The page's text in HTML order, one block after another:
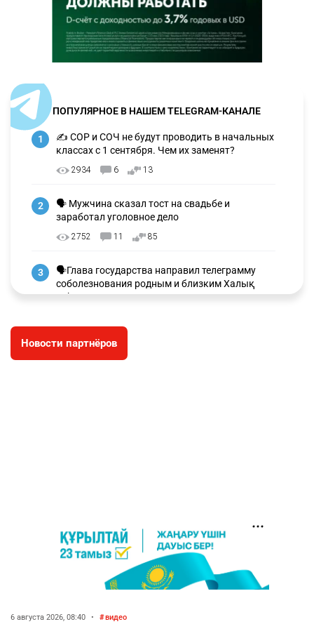
ПОПУЛЯРНОЕ В НАШЕМ TELEGRAM-КАНАЛЕ
1
✍️ СОР и СОЧ не будут проводить в начальных
классах с 1 сентября. Чем их заменят?
2934 6 13
2
🗣 Мужчина сказал тост на свадьбе и
заработал уголовное дело
2752 11 85
3
🗣Глава государства направил телеграмму
соболезнования родным и близким Халық
қаһарманы Ивана Гапича
🇫🇷 Клуб ПСЖ объявил об открытии своей
футбольной академии в Астане
🐏 Скота больше, а мясо дороже. Почему в
Казахстане продолжают расти цены на
баранину и конину
Новости партнёров
6 августа 2026, 08:40 • видео